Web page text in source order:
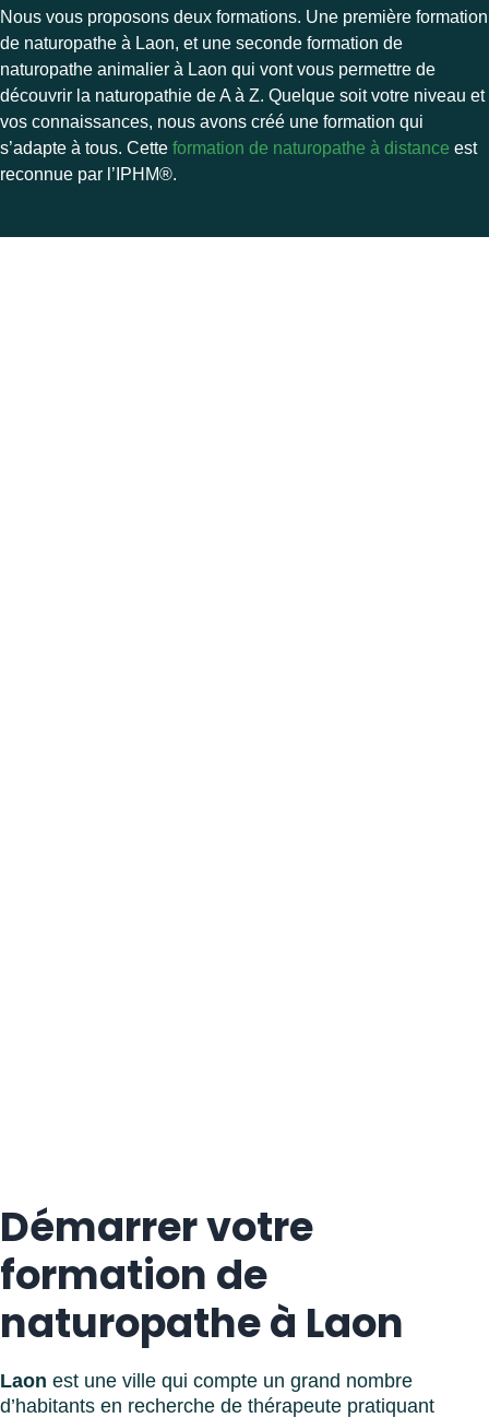
Nous vous proposons deux formations. Une première formation
de naturopathe à Laon, et une seconde formation de
naturopathe animalier à Laon qui vont vous permettre de
découvrir la naturopathie de A à Z. Quelque soit votre niveau et
vos connaissances, nous avons créé une formation qui
s’adapte à tous. Cette formation de naturopathe à distance est
reconnue par l’ IPHM®.
Démarrer votre
formation de
naturopathe à Laon
Laon est une ville qui compte un grand nombre
d’habitants en recherche de thérapeute pratiquant